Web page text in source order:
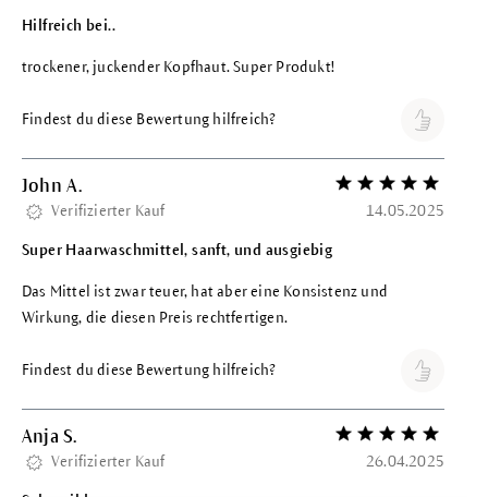
Hilfreich bei..
trockener, juckender Kopfhaut. Super Produkt!
Findest du diese Bewertung hilfreich?
John A. Bewertung mit 5
Verifizierter Kauf 14.05.2025
Super Haarwaschmittel, sanft, und ausgiebig
Das Mittel ist zwar teuer, hat aber eine Konsistenz und
Wirkung, die diesen Preis rechtfertigen.
Findest du diese Bewertung hilfreich?
Anja S. Bewertung mit 5
Verifizierter Kauf 26.04.2025